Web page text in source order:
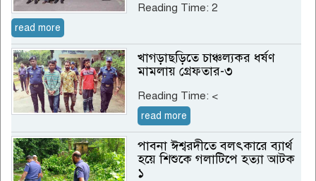
Reading Time:2
read more
খাগড়াছড়িতে চাঞ্চল্যকর ধর্ষণ
মামলায় গ্রেফতার-৩
Reading Time: <
read more
পাবনা ঈশ্বরদীতে বলৎকারে ব্যার্থ
হয়ে শিশুকে গলাটিপে হত্যা আটক
১